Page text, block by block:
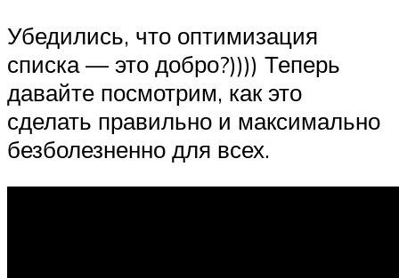
Убедились, что оптимизация
списка — это добро?)))) Теперь
давайте посмотрим, как это
сделать правильно и максимально
безболезненно для всех.